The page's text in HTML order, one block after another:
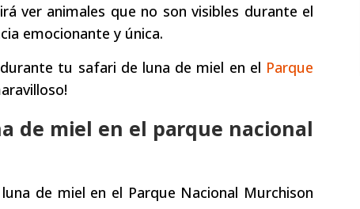
ver animales que no son visibles durante el
emocionante y única.
tu safari de luna de miel en el Parque
de miel en el parque nacional
de miel en el Parque Nacional Murchison